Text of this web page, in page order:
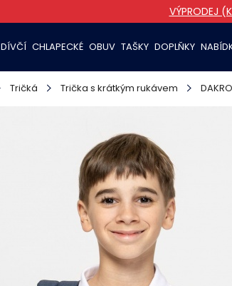
VÝPRODEJ
DÍVČÍ CHLAPECKÉ OBUV TAŠKY DOPLŇKY
Tričká Trička s krátkým rukávem